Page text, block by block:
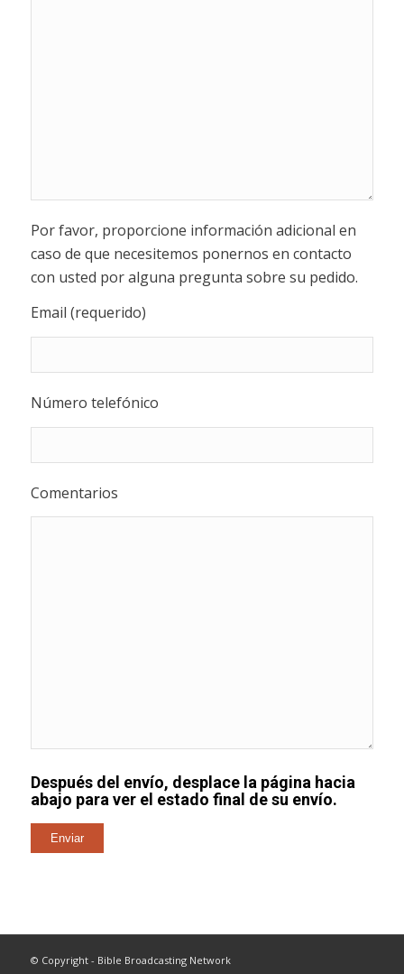
Por favor, proporcione información adicional en
caso de que necesitemos ponernos en contacto
con usted por alguna pregunta sobre su pedido.
Email (requerido)
Número telefónico
Comentarios
Después del envío, desplace la página hacia
abajo para ver el estado final de su envío.
© Copyright - Bible Broadcasting Network